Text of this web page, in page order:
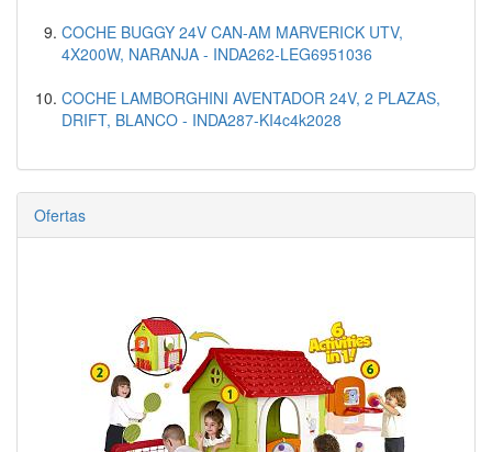
COCHE BUGGY 24V CAN-AM MARVERICK UTV,
4X200W, NARANJA - INDA262-LEG6951036
COCHE LAMBORGHINI AVENTADOR 24V, 2 PLAZAS,
DRIFT, BLANCO - INDA287-KI4c4k2028
Ofertas